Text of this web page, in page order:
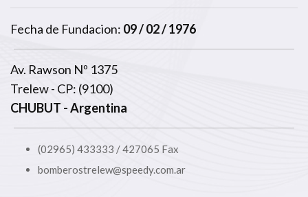
Fecha de Fundacion: 09 / 02 / 1976
Av. Rawson Nº 1375
Trelew - CP: (9100)
CHUBUT - Argentina
(02965) 433333 / 427065 Fax
bomberostrelew@speedy.com.ar